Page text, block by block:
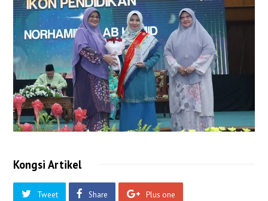
Kongsi Artikel
Tweet Share Plus one